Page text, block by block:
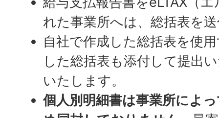
れた事業所へは、総括表を
自社で作成した総括表を使
した総括表も添付して提出
いたします。
個人別明細書は事業所によ